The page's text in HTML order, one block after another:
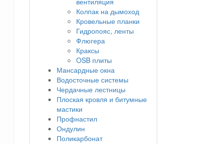
Колпак на дымоход
Кровельные планки
Гидропояс, ленты
Флюгера
Краксы
OSB плиты
Мансардные окна
Водосточные системы
Чердачные лестницы
Плоская кровля и битумные
мастики
Профнастил
Ондулин
Поликарбонат